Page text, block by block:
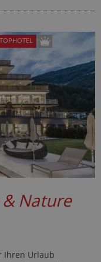
TOPHOTEL
& Nature
Ihren Urlaub